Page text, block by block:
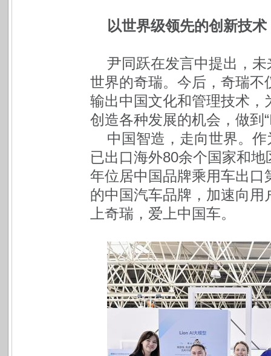
以世界级领先的创新技
尹同跃在发言中提出，
世界的奇瑞。今后，奇瑞
输出中国文化和管理技术
创造各种发展的机会，做到
中国智造，走向世界。
已出口海外80余个国家和
年位居中国品牌乘用车出
的中国汽车品牌，加速向
上奇瑞，爱上中国车。